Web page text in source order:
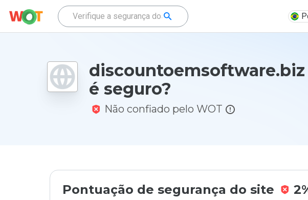
discountoemsoftware.biz
é seguro?
Não confiado pelo WOT
Pontuação de segurança do site